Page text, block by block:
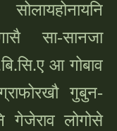
सा-सानजा
आ गोबाव
गुबुन-
गेजेराव लोगोसे